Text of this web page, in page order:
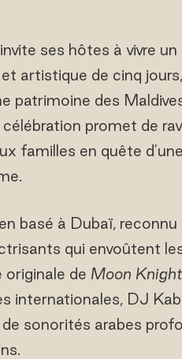
invite ses hôtes à vivre un
artistique de cinq
patrimoine des
promet de
familles en quête
basé à Dubaï, reconnu
qui envoûtent
de Moon Knight
internationales, DJ
sonorités arabes